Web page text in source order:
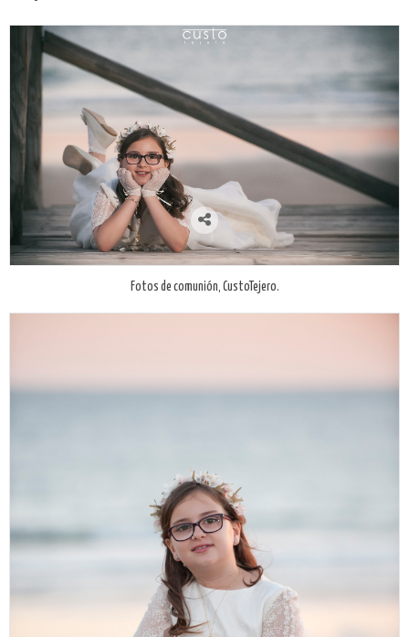
Fotos de comunión, CustoTejero.